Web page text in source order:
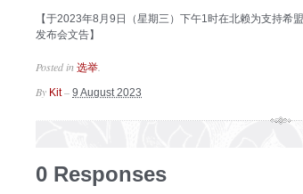
【于2023年8月9日（星期三）下午1时在北赖为支持希
发布会文告】
Posted in 选举
By Kit – 9 August 2023
0 Responses